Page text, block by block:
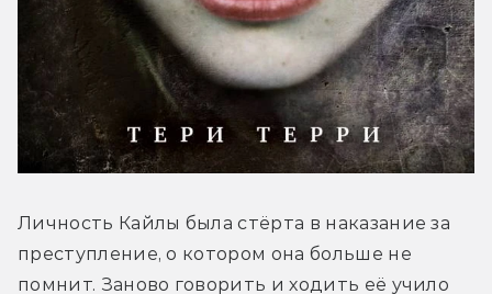
Личность Кайлы была стёрта в наказание за
преступление, о котором она больше не
помнит. Заново говорить и ходить её учило